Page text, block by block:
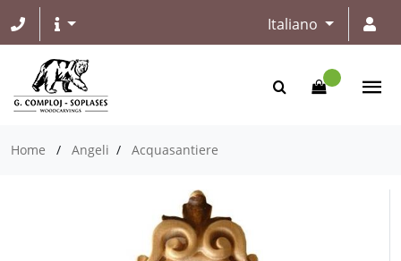
Italiano
Home / Angeli / Acquasantiere